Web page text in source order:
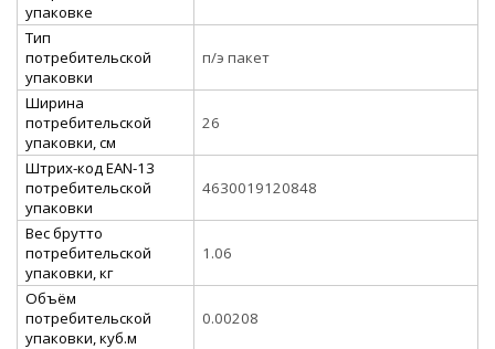
упаковке
Тип
потребительской
упаковки
п/э пакет
Ширина
потребительской
упаковки, см
26
Штрих-код EAN-13
потребительской
упаковки
4630019120848
Вес брутто
потребительской
упаковки, кг
1.06
Объём
потребительской
упаковки, куб.м
0.00208